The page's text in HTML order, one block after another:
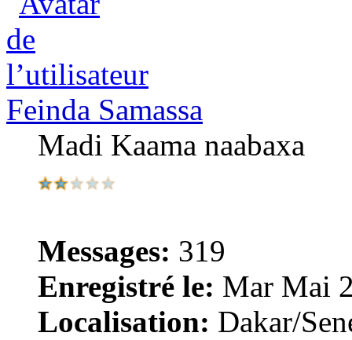
Feinda Samassa
Madi Kaama naabaxa
Messages: 319
Enregistré le: Mar Mai
Localisation: Dakar/